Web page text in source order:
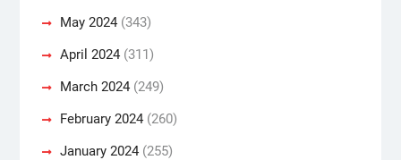
May 2024(343)
April 2024(311)
March 2024(249)
February 2024(260)
January 2024(255)